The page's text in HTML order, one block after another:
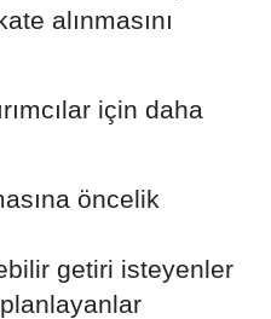
alınmasını
için daha
öncelik
getiri isteyenler
planlayanlar